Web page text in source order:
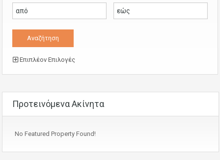
Επιπλέον Επιλογές
Προτεινόμενα Ακίνητα
No Featured Property Found!